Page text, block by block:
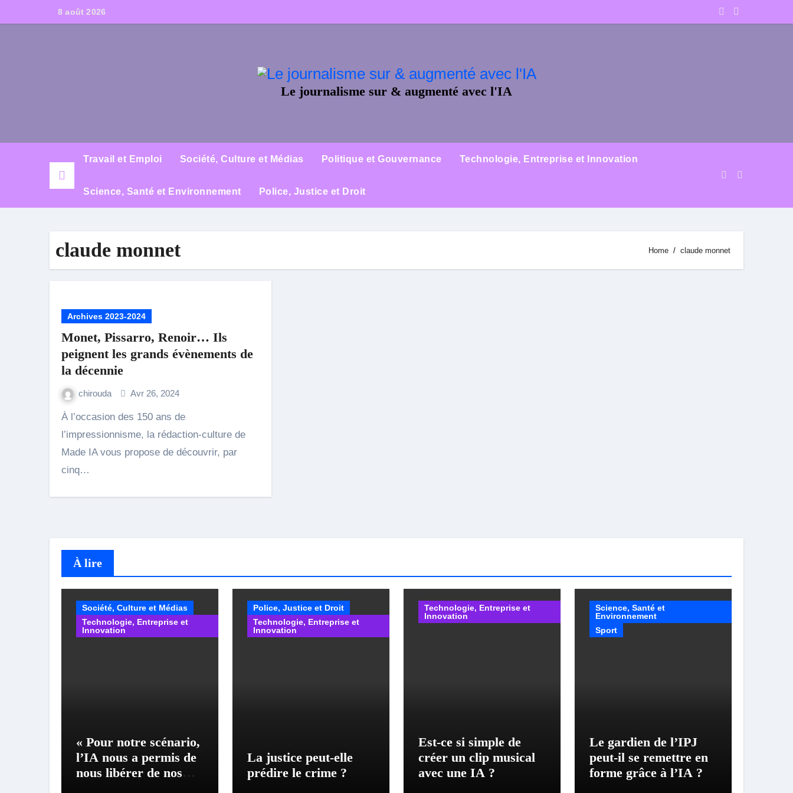
to
8 août 2026
Le journalisme sur & augmenté avec l'IA
Travail et Emploi Société, Culture et Médias Politique et Gouvernance Technologie, Entreprise et Innovation
Science, Santé et Environnement Police, Justice et Droit
claude monnet Home claude monnet
Archives 2023-2024
Monet, Pissarro, Renoir… Ils
peignent les grands évènements de
la décennie
chirouda Avr 26, 2024
À l’occasion des 150 ans de
l’impressionnisme, la rédaction-culture de
Made IA vous propose de découvrir, par
cinq…
À lire
Société, Culture et Médias
Technologie, Entreprise et
Innovation
« Pour notre scénario,
l’IA nous a permis de
nous libérer de nos
Police, Justice et Droit
Technologie, Entreprise et
Innovation
La justice peut-elle
prédire le crime ?
Technologie, Entreprise et
Innovation
Est-ce si simple de
créer un clip musical
avec une IA ?
Science, Santé et
Environnement
Sport
Le gardien de l’IPJ
peut-il se remettre en
forme grâce à l’IA ?